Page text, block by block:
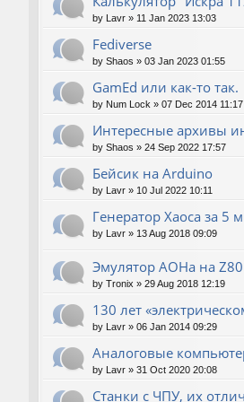
by Lavr » 11 Jan 2023 13:03
Fediverse
by Shaos » 03 Jan 2023 01:55
GamEd или как-то так.
by Num Lock » 07 Dec 2014 11:17
Интересные архивы
by Shaos » 24 Sep 2022 17:57
Бейсик на Arduino
by Lavr » 10 Jul 2022 10:11
Генератор Хаоса за 5
by Lavr » 13 Aug 2018 09:09
Эмулятор АОНа на Z80
by Tronix » 29 Aug 2018 12:19
130 лет
by Lavr » 06 Jan 2014 09:29
Аналоговые
by Lavr » 31 Oct 2020 20:08
Станки с ЧПУ, их